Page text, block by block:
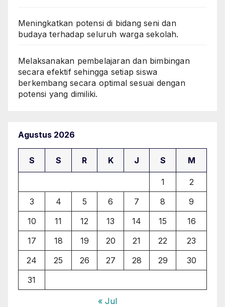
Meningkatkan potensi di bidang seni dan
budaya terhadap seluruh warga sekolah.
Melaksanakan pembelajaran dan bimbingan
secara efektif sehingga setiap siswa
berkembang secara optimal sesuai dengan
potensi yang dimiliki.
Agustus 2026
S S R K J S M
1
2
3
4 5 6 7 8
9
10
11 12 13 14 15
16
17
18 19 20 21 22
23
24
25 26 27 28 29
30
31
« Jul